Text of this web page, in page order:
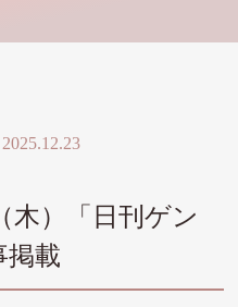
2025.12.23
木）「日刊ゲン
掲載